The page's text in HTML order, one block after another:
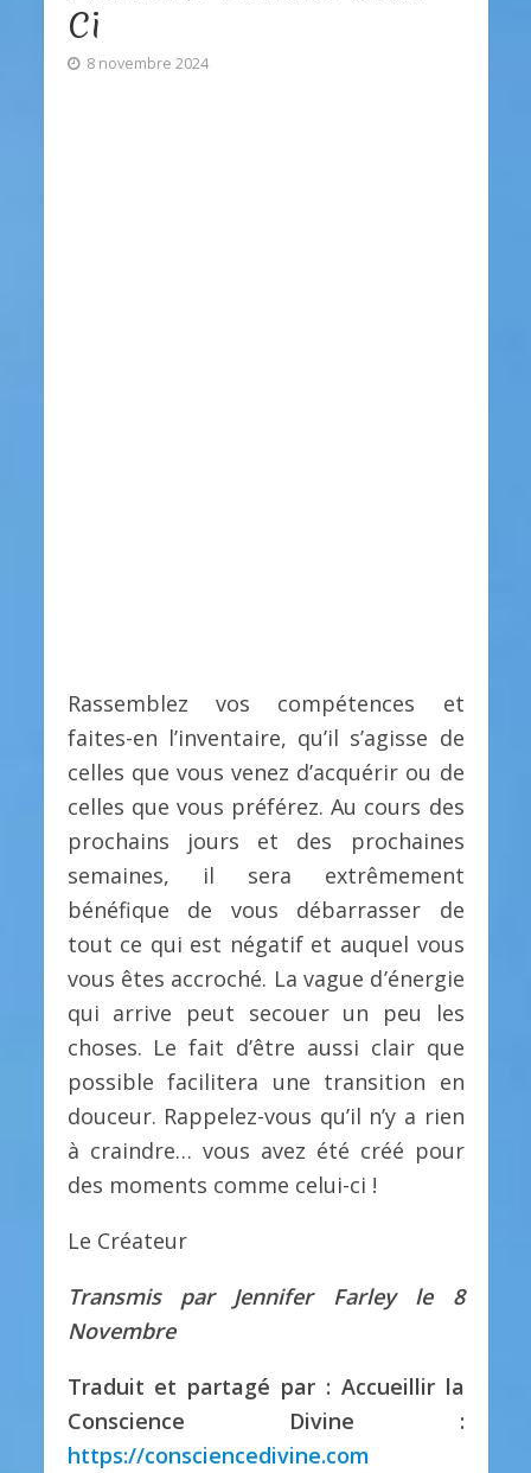
Ci
8 novembre 2024
Rassemblez vos compétences et
faites-en l’inventaire, qu’il s’agisse de
celles que vous venez d’acquérir ou de
celles que vous préférez. Au cours des
prochains jours et des prochaines
semaines, il sera extrêmement
bénéfique de vous débarrasser de
tout ce qui est négatif et auquel vous
vous êtes accroché. La vague d’énergie
qui arrive peut secouer un peu les
choses. Le fait d’être aussi clair que
possible facilitera une transition en
douceur. Rappelez-vous qu’il n’y a rien
à craindre… vous avez été créé pour
des moments comme celui-ci !
Le Créateur
Transmis par Jennifer Farley le 8
Novembre
Traduit et partagé par : Accueillir la
Conscience Divine :
https://consciencedivine.com